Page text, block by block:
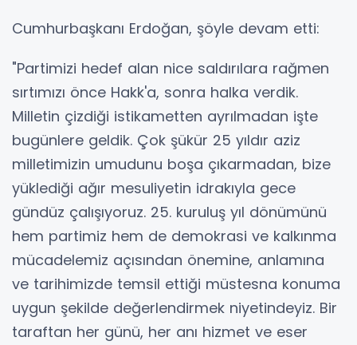
Cumhurbaşkanı Erdoğan, şöyle devam etti:
"Partimizi hedef alan nice saldırılara rağmen
sırtımızı önce Hakk'a, sonra halka verdik.
Milletin çizdiği istikametten ayrılmadan işte
bugünlere geldik. Çok şükür 25 yıldır aziz
milletimizin umudunu boşa çıkarmadan, bize
yüklediği ağır mesuliyetin idrakıyla gece
gündüz çalışıyoruz. 25. kuruluş yıl dönümünü
hem partimiz hem de demokrasi ve kalkınma
mücadelemiz açısından önemine, anlamına
ve tarihimizde temsil ettiği müstesna konuma
uygun şekilde değerlendirmek niyetindeyiz. Bir
taraftan her günü, her anı hizmet ve eser